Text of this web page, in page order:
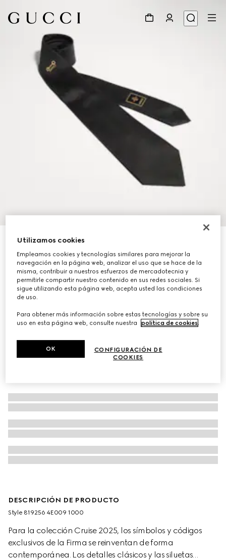
Corbata de jacquard de seda
€ 155
Variacionesnegro
DESCRIPCIÓN DE PRODUCTO
Style ‎819256 4E009 1000
Para la colección Cruise 2025, los símbolos y códigos
exclusivos de la Firma se reinventan de forma
contemporánea. Los detalles clásicos y las siluetas
Utilizamos cookies
Empleamos cookies y tecnologías similares para mejorar la
navegación en la página web, analizar el uso que se hace de la
misma, contribuir a nuestros esfuerzos de mercadotecnia y
permitirle compartir nuestro contenido en sus redes sociales. Si
sigue utilizando esta página web, acepta usted las condiciones
de uso.
Para obtener más información sobre estas tecnologías y sobre su
uso en esta página web, consulte nuestra
política de cookies
CONFIGURACIÓN DE
COOKIES
OK